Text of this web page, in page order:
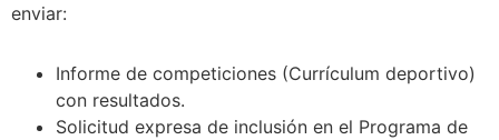
enviar:
Informe de competiciones (Currículum deportivo)
con resultados.
Solicitud expresa de inclusión en el Programa de